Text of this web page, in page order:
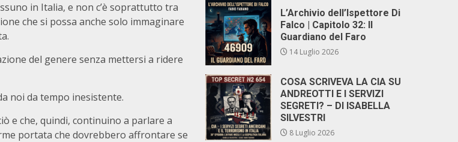
in Italia, e non c’è soprattutto tra
che si possa anche solo immaginare
del genere senza mettersi a ridere
noi da tempo inesistente.
e che, quindi, continuino a parlare a
portata che dovrebbero affrontare se
L’Archivio dell’Ispettore Di
Falco | Capitolo 32: Il
Guardiano del Faro
14 Luglio 2026
COSA SCRIVEVA LA CIA SU
ANDREOTTI E I SERVIZI
SEGRETI? – DI ISABELLA
SILVESTRI
8 Luglio 2026